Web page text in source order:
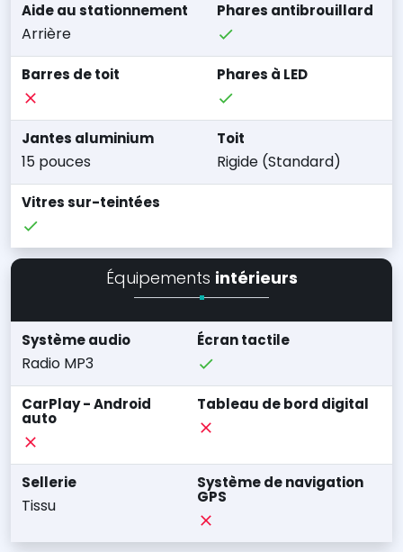
Aide au stationnement
Arrière
Phares antibrouillard
Barres de toit Phares à LED
Jantes aluminium
15 pouces
Toit
Rigide (Standard)
Vitres sur-teintées
Équipements intérieurs
Système audio
Radio MP3
Écran tactile
CarPlay - Android
auto
Tableau de bord digital
Sellerie
Tissu
Système de navigation
GPS